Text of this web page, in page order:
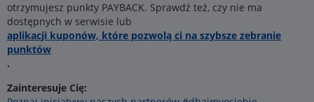
otrzymujesz punkty PAYBACK. Sprawdź też, czy nie ma
dostępnych w serwisie lub
aplikacji kuponów, które pozwolą ci na szybsze zebranie
punktów
.
Zainteresuje Cię: